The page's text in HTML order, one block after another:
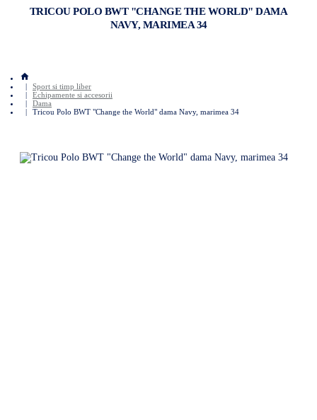
TRICOU POLO BWT "CHANGE THE WORLD" DAMA
NAVY, MARIMEA 34
Sport si timp liber
Echipamente si accesorii
Dama
Tricou Polo BWT "Change the World" dama Navy, marimea 34